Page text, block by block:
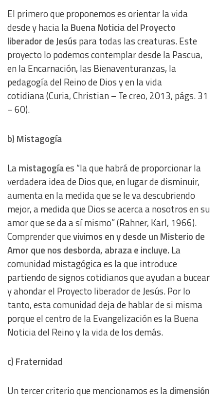
El primero que proponemos es orientar la vida
desde y hacia laBuena Noticia del Proyecto
liberador de Jesús para todas las creaturas. Este
proyecto lo podemos contemplar desde la Pascua,
en la Encarnación, las Bienaventuranzas, la
pedagogía del Reino de Dios y en la vida
cotidiana (Curia, Christian – Te creo, 2013, págs. 31
– 60).
b) Mistagogía
Lamistagogíaes “la que habrá de proporcionar la
verdadera idea de Dios que, en lugar de disminuir,
aumenta en la medida que se le va descubriendo
mejor, a medida que Dios se acerca a nosotros en su
amor que se da a sí mismo” (Rahner, Karl, 1966).
Comprender quevivimos en y desde un Misterio de
Amor que nos desborda, abraza e incluye. La
comunidad mistagógica es la que introduce
partiendo de signos cotidianos que ayudan a bucear
y ahondar el Proyecto liberador de Jesús. Por lo
tanto, esta comunidad deja de hablar de si misma
porque el centro de la Evangelización es la Buena
Noticia del Reino y la vida de los demás.
c) Fraternidad
Un tercer criterio que mencionamos es ladimensión
Analytical
Functional
Advertising